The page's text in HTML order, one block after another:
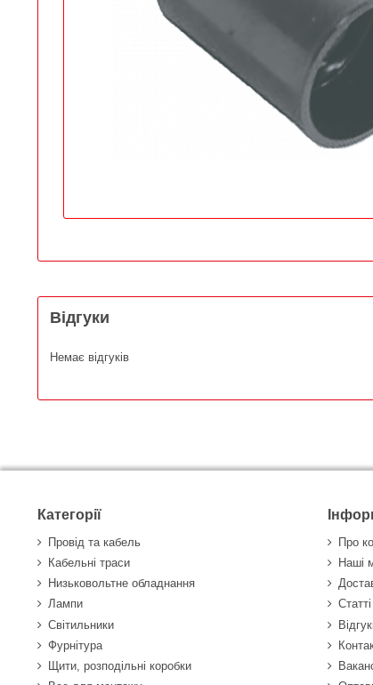
Відгуки
Немає відгуків
Категорії
Провід та кабель
Кабельні траси
Низьковольтне обладнання
Лампи
Світильники
Фурнітура
Щити, розподільні коробки
Про
Наші